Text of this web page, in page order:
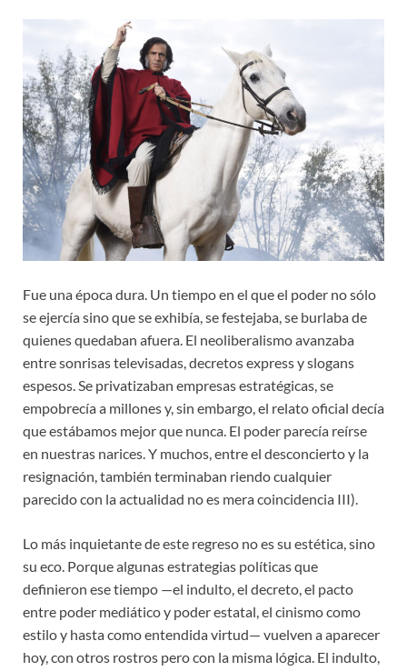
Fue una época dura. Un tiempo en el que el poder no sólo
se ejercía sino que se exhibía, se festejaba, se burlaba de
quienes quedaban afuera. El neoliberalismo avanzaba
entre sonrisas televisadas, decretos express y slogans
espesos. Se privatizaban empresas estratégicas, se
empobrecía a millones y, sin embargo, el relato oficial decía
que estábamos mejor que nunca. El poder parecía reírse
en nuestras narices. Y muchos, entre el desconcierto y la
resignación, también terminaban riendo cualquier
parecido con la actualidad no es mera coincidencia III).
Lo más inquietante de este regreso no es su estética, sino
su eco. Porque algunas estrategias políticas que
definieron ese tiempo —el indulto, el decreto, el pacto
entre poder mediático y poder estatal, el cinismo como
estilo y hasta como entendida virtud— vuelven a aparecer
hoy, con otros rostros pero con la misma lógica. El indulto,